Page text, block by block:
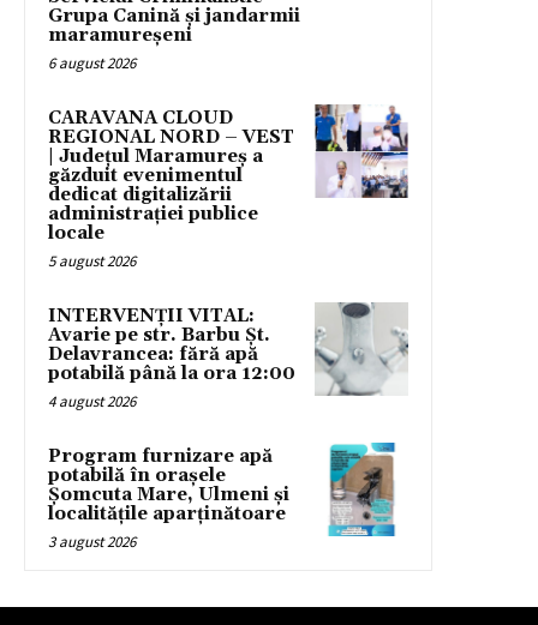
Grupa Canină și jandarmii
maramureșeni
6 august 2026
CARAVANA CLOUD
REGIONAL NORD – VEST
| Județul Maramureș a
găzduit evenimentul
dedicat digitalizării
administrației publice
locale
5 august 2026
INTERVENȚII VITAL:
Avarie pe str. Barbu Șt.
Delavrancea: fără apă
potabilă până la ora 12:00
4 august 2026
Program furnizare apă
potabilă în orașele
Șomcuta Mare, Ulmeni și
localitățile aparținătoare
3 august 2026